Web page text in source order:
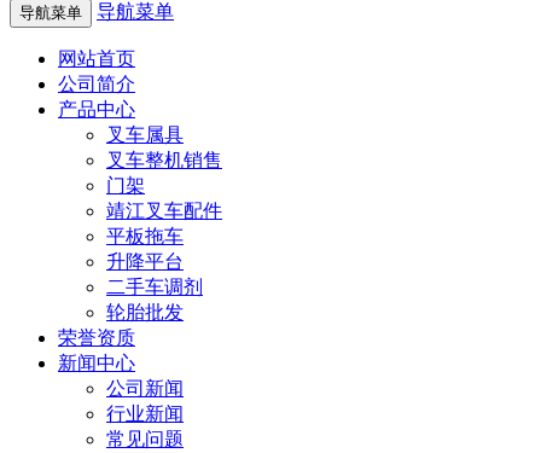
导航菜单 导航菜单
网站首页
公司简介
产品中心
叉车属具
叉车整机销售
门架
靖江叉车配件
平板拖车
升降平台
二手车调剂
轮胎批发
荣誉资质
新闻中心
公司新闻
行业新闻
常见问题